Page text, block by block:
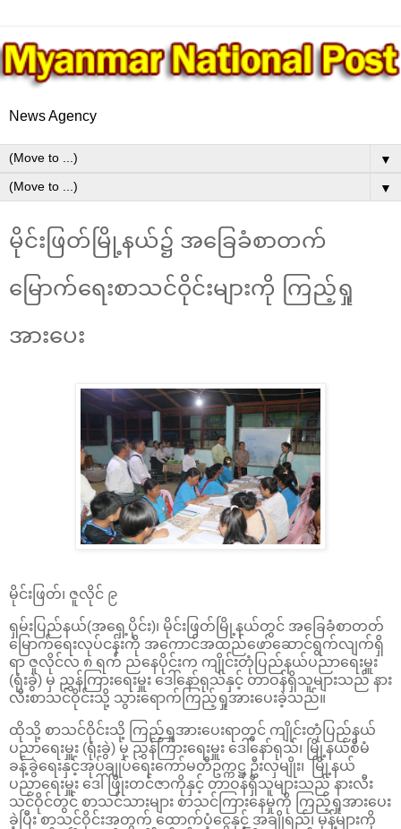
News Agency
▼
▼
မိုင်းဖြတ်မြို့နယ်၌ အခြေခံစာတက်
မြောက်‌‌ရေးစာသင်ဝိုင်းများကို ကြည့်ရှု
အား‌ပေး
မိုင်းဖြတ်၊ ဇူလိုင် ၉
ရှမ်းပြည်နယ်(အရှေ့ပိုင်း)၊ မိုင်းဖြတ်မြို့နယ်တွင် အခြေခံစာတတ်
မြောက်ရေးလုပ်ငန်းကို အကောင်အထည်ဖော်ဆောင်ရွက်လျက်ရှိ
ရာ ဇူလိုင်လ ၈ ရက် ညနေပိုင်းက ကျိုင်းတုံပြည်နယ်ပညာရေးမှူး
(ရုံးခွဲ) မှ ညွှန်ကြားရေးမှူး ဒေါ်နော်ရုသ်နှင့် တာဝန်ရှိသူများသည် နား
လီးစာသင်ဝိုင်းသို့ သွားရောက်ကြည့်ရှုအားပေးခဲ့သည်။
ထိုသို့ စာသင်ဝိုင်းသို့ ကြည့်ရှုအားပေးရာတွင် ကျိုင်းတုံပြည်နယ်
ပညာရေးမှူး (ရုံးခွဲ) မှ ညွှန်ကြားရေးမှူး ဒေါ်နော်ရုသ်၊ မြို့နယ်စီမံ
ခန့်ခွဲရေးနှင့်အုပ်ချုပ်ရေးကော်မတီဥက္ကဋ္ဌ ဦးလှမျိုး၊ မြို့နယ်
ပညာရေးမှူး ဒေါ်ဖြိုးတင်ဇာကိုနှင့် တာဝန်ရှိသူများသည် နားလီး
သင်ဝိုင်တွင် စာသင်သားများ စာသင်ကြားနေမှုကို ကြည့်ရှုအားပေး
ခဲ့ပြီး စာသင်ဝိုင်းအတွက် ထောက်ပံ့ငွေနှင့် အချိုရည်၊ မုန့်များကို